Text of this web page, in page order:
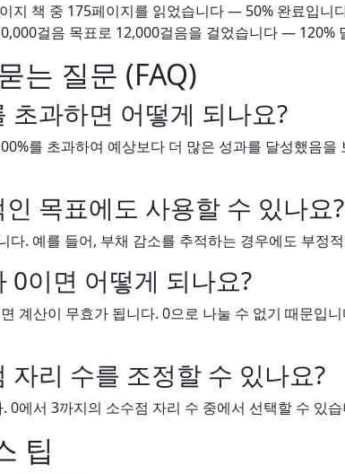
지 책 중 175페이지를 읽었습니다 — 50% 완료입니
걸음 목표로 12,000걸음을 걸었습니다 — 120%
는 질문 (FAQ)
초과하면 어떻게 되나요?
를 초과하여 예상보다 더 많은 성과를 달성했음
목표에도 사용할 수 있나요?
다. 예를 들어, 부채 감소를 추적하는 경우에도 부정
0이면 어떻게 되나요?
계산이 무효가 됩니다. 0으로 나눌 수 없기 때문입
자리 수를 조정할 수 있나요?
0에서 3까지의 소수점 자리 수 중에서 선택할 수 있
팁